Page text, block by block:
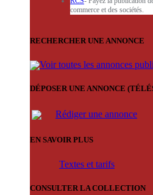
commerce et des sociétés.
RECHERCHER UNE ANNONCE
Voir toutes les annonces
DÉPOSER UNE ANNONCE
Rédiger une annonce
EN SAVOIR PLUS
Textes et tarifs
CONSULTER LA COLLECTION